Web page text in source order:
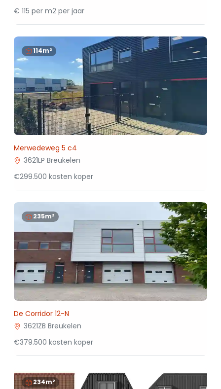
€ 115 per m2 per jaar
114m²
Merwedeweg 5 c4
3621LP Breukelen
€299.500 kosten koper
235m²
De Corridor 12-N
3621ZB Breukelen
€379.500 kosten koper
234m²